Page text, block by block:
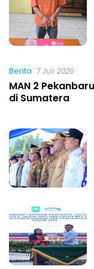
Berita 7 Juli 2026
MAN 2
di Sumatera